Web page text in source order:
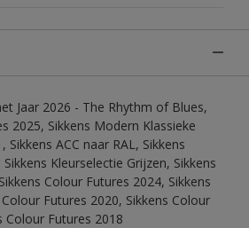
Jaar 2026 - The Rhythm of Blues,
2025, Sikkens Modern Klassieke
Sikkens ACC naar RAL, Sikkens
Kleurselectie Grijzen, Sikkens
Colour Futures 2024, Sikkens
Futures 2020, Sikkens Colour
Colour Futures 2018